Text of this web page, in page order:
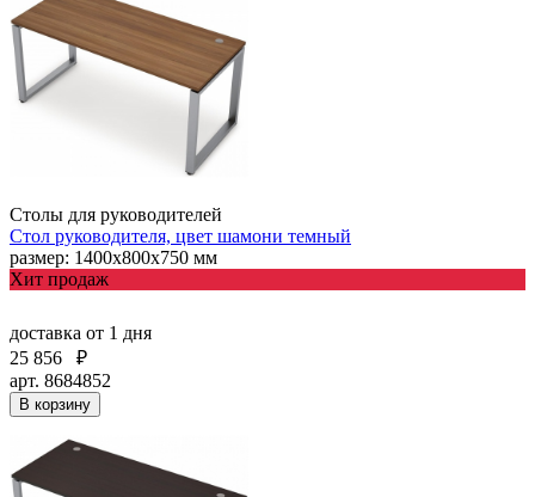
Столы для руководителей
Стол руководителя, цвет шамони темный
размер: 1400х800х750 мм
Хит продаж
доставка от 1 дня
25 856
₽
арт. 8684852
В корзину